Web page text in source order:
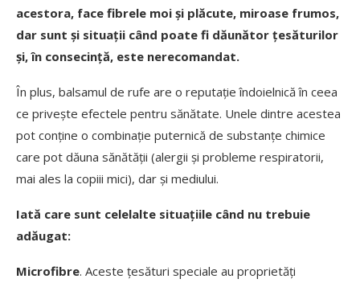
acestora, face fibrele moi și plăcute, miroase frumos,
dar sunt și situații când poate fi dăunător țesăturilor
și, în consecință, este nerecomandat.
În plus, balsamul de rufe are o reputație îndoielnică în ceea
ce privește efectele pentru sănătate. Unele dintre acestea
pot conține o combinație puternică de substanțe chimice
care pot dăuna sănătății (alergii și probleme respiratorii,
mai ales la copiii mici), dar și mediului.
Iată care sunt celelalte situațiile când nu trebuie
adăugat:
Microfibre. Aceste țesături speciale au proprietăți